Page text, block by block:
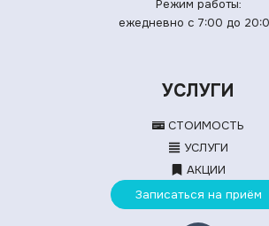
Режим работы:
ежедневно с 7:00 до
УСЛУГИ
СТОИМОСТЬ
УСЛУГИ
АКЦИИ
Записаться на приём